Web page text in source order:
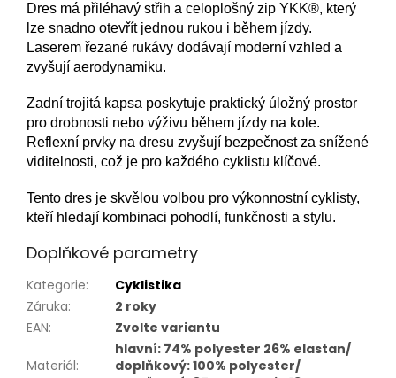
Dres má přiléhavý střih a celoplošný zip YKK®, který
lze snadno otevřít jednou rukou i během jízdy.
Laserem řezané rukávy dodávají moderní vzhled a
zvyšují aerodynamiku.
Zadní trojitá kapsa poskytuje praktický úložný prostor
pro drobnosti nebo výživu během jízdy na kole.
Reflexní prvky na dresu zvyšují bezpečnost za snížené
viditelnosti, což je pro každého cyklistu klíčové.
Tento dres je skvělou volbou pro výkonnostní cyklisty,
kteří hledají kombinaci pohodlí, funkčnosti a stylu.
Doplňkové parametry
Kategorie:
Cyklistika
Záruka:
2 roky
EAN: Zvolte variantu
Materiál:
hlavní: 74% polyester 26% elastan/
doplňkový: 100% polyester/